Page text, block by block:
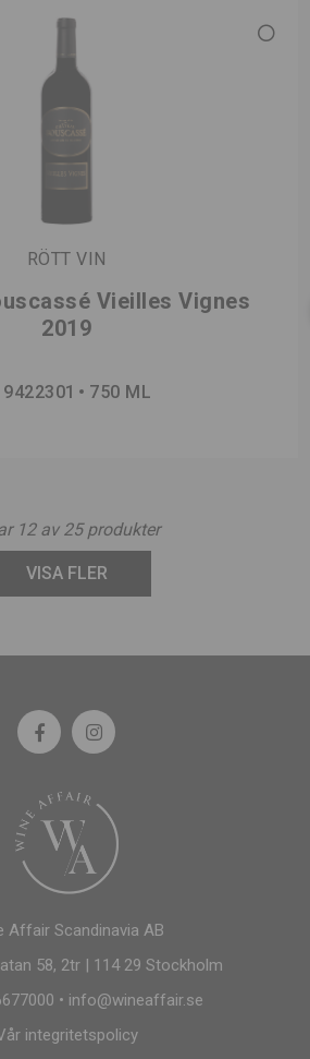
RÖTT VIN
Vieilles Vignes
2019
750 ML
12av 25produkter
VISA FLER
Affair Scandinavia AB
58, 2tr | 114 29 Stockholm
• info@wineaffair.se
integritetspolicy